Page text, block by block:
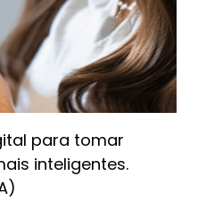
para tomar
inteligentes.